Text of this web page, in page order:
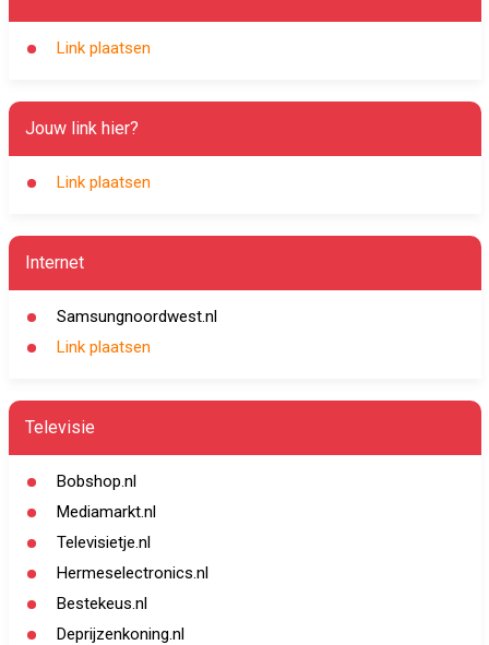
Link plaatsen
Jouw link hier?
Link plaatsen
Internet
Samsungnoordwest.nl
Link plaatsen
Televisie
Bobshop.nl
Mediamarkt.nl
Televisietje.nl
Hermeselectronics.nl
Bestekeus.nl
Deprijzenkoning.nl